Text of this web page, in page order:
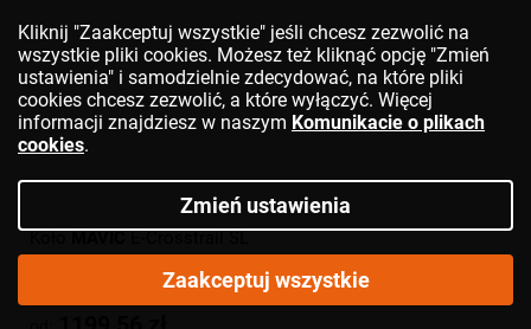
KołoMAVICE-Crosstrail SL
Kliknij "Zaakceptuj wszystkie" jeśli chcesz zezwolić na
wszystkie pliki cookies. Możesz też kliknąć opcję "Zmień
ustawienia" i samodzielnie zdecydować, na które pliki
cookies chcesz zezwolić, a które wyłączyć. Więcej
informacji znajdziesz w naszym Komunikacie o plikach
cookies.
Zmień ustawienia
Zaakceptuj wszystkie